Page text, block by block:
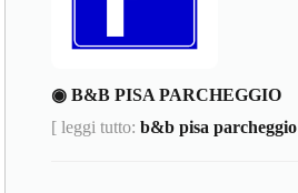
◉ B&B PISA PARCHEGGIO
[ leggi tutto:b&b pisa parcheggio